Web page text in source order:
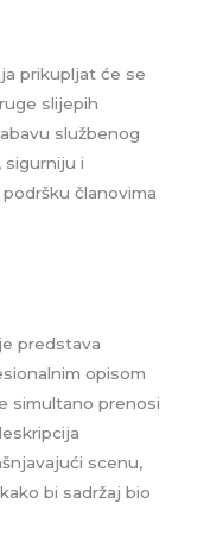
prikupljat će se
slijepih
službenog
sigurniju i
članovima
predstava
opisom
simultano prenosi
scenu,
bi sadržaj bio